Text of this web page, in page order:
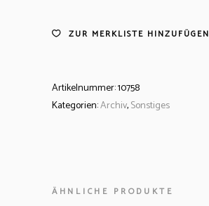
ZUR MERKLISTE HINZUFÜGEN
Artikelnummer:10758
Kategorien:Archiv,Sonstiges
ÄHNLICHE PRODUKTE